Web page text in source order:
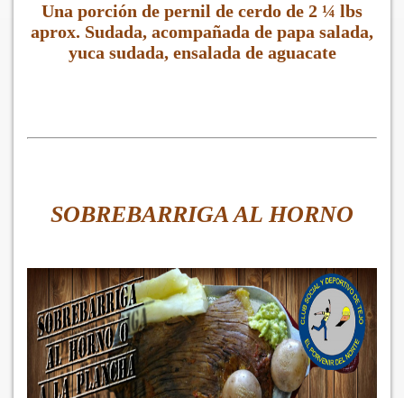
Una porción de pernil de cerdo de 2 ¼ lbs
aprox. Sudada, acompañada de papa salada,
yuca sudada, ensalada de aguacate
SOBREBARRIGA AL HORNO